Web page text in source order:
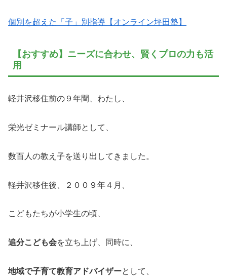
個別を超えた「子」別指導【オンライン坪田塾】
【おすすめ】ニーズに合わせ、賢くプロの力も活
用
軽井沢移住前の９年間、わたし、
栄光ゼミナール講師として、
数百人の教え子を送り出してきました。
軽井沢移住後、２００９年４月、
こどもたちが小学生の頃、
追分こども会を立ち上げ、同時に、
地域で子育て教育アドバイザーとして、